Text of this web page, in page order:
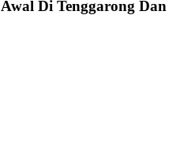
Di Tenggarong Dan